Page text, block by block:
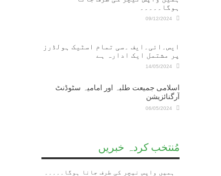
ہوگا۔۔۔۔۔
09/12/2024
ایس۔ائی۔ایف ۔سی تمام اسٹیک ہولڈرز
پر مشتمل ایک ادارہ ہے
14/05/2024
اسلامی جمیعت طلبہ اور امامیہ سٹوڈنٹ
آرگنائزیشن
06/05/2024
مُنتخب کردہ خبریں
ہمیں واپس نیچر کی طرف جانا ہوگا۔۔۔۔۔